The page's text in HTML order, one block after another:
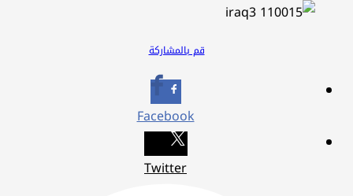
قم بالمشاركة
Facebook
Twitter